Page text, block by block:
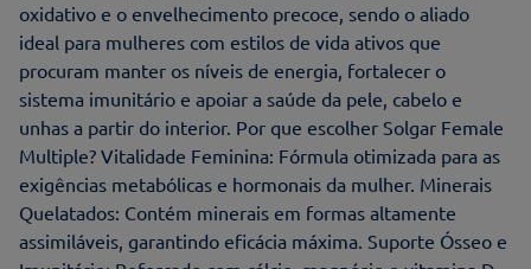
oxidativo e o envelhecimento precoce, sendo o aliado
ideal para mulheres com estilos de vida ativos que
procuram manter os níveis de energia, fortalecer o
sistema imunitário e apoiar a saúde da pele, cabelo e
unhas a partir do interior. Por que escolher Solgar Female
Multiple? Vitalidade Feminina: Fórmula otimizada para as
exigências metabólicas e hormonais da mulher. Minerais
Quelatados: Contém minerais em formas altamente
assimiláveis, garantindo eficácia máxima. Suporte Ósseo e